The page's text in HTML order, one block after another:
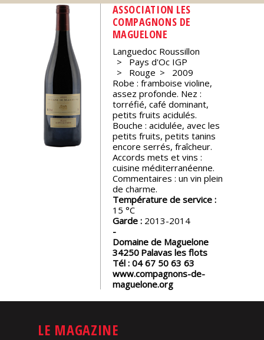
Reportages
Nos
événements
Notes
de
dégustation
ASSOCIATION LES
COMPAGNONS DE
MAGUELONE
Languedoc Roussillon
Pays d'Oc IGP
Rouge
2009
Robe : framboise violine,
assez profonde. Nez :
torréfié, café dominant,
petits fruits acidulés.
Bouche : acidulée, avec les
petits fruits, petits tanins
encore serrés, fraîcheur.
Accords mets et vins :
cuisine méditerranéenne.
Commentaires : un vin plein
de charme.
Température de service :
15
Garde : 2013-2014
Domaine de Maguelone
34250 Palavas les flots
Tél : 04 67 50 63 63
www.compagnons-de-
maguelone.org
LE MAGAZINE